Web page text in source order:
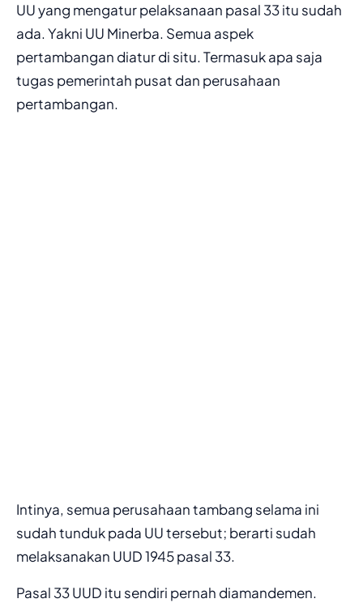
UU yang mengatur pelaksanaan pasal 33 itu sudah
ada. Yakni UU Minerba. Semua aspek
pertambangan diatur di situ. Termasuk apa saja
tugas pemerintah pusat dan perusahaan
pertambangan.
Intinya, semua perusahaan tambang selama ini
sudah tunduk pada UU tersebut; berarti sudah
melaksanakan UUD 1945 pasal 33.
Pasal 33 UUD itu sendiri pernah diamandemen.